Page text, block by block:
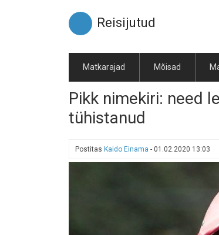
Reisijutud
Matkarajad Mõisad
Pikk nimekiri: need
tühistanud
Postitas Kaido Einama - 01.02.2020 13:03